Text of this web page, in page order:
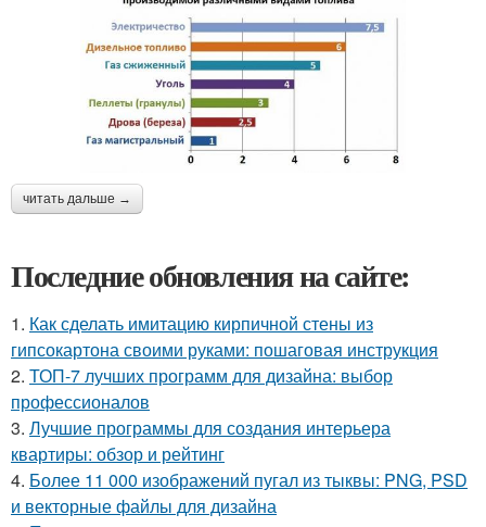
читать дальше →
Последние обновления на сайте:
1. Как сделать имитацию кирпичной стены из
гипсокартона своими руками: пошаговая инструкция
2. ТОП-7 лучших программ для дизайна: выбор
профессионалов
3. Лучшие программы для создания интерьера
квартиры: обзор и рейтинг
4. Более 11 000 изображений пугал из тыквы: PNG, PSD
и векторные файлы для дизайна